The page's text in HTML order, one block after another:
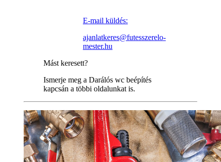
E-mail küldés:
ajanlatkeres@futesszerelo-
mester.hu
Mást keresett?
Ismerje meg a Darálós wc beépítés
kapcsán a többi oldalunkat is.